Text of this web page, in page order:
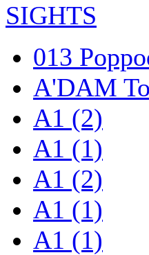
SIGHTS
013
A'DAM
A1 (2)
A1 (1)
A1 (2)
A1 (1)
A1 (1)